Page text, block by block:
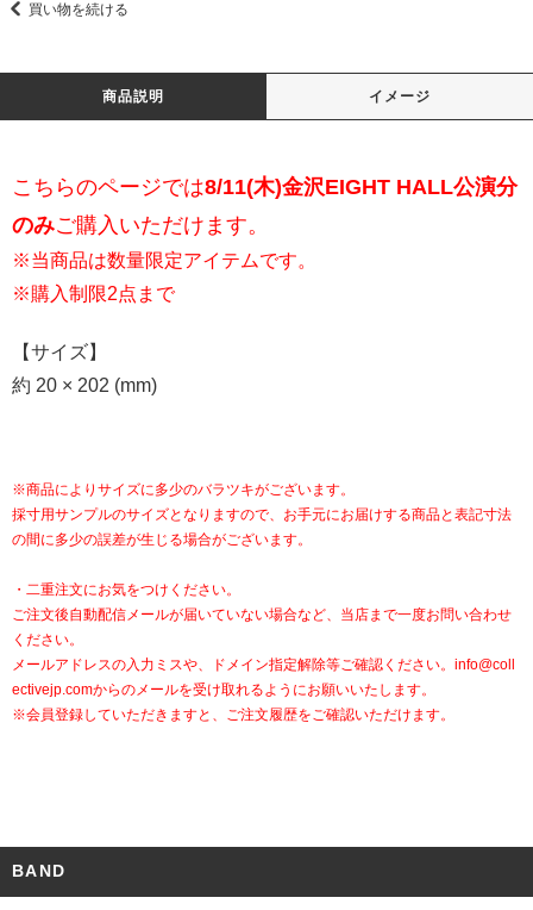
買い物を続ける
商品説明 イメージ
こちらのページでは8/11(木)金沢EIGHT HALL公演分
のみご購入いただけます。
※当商品は数量限定アイテムです。
※購入制限2点まで
【サイズ】
約 20 × 202 (mm)
※商品によりサイズに多少のバラツキがございます。
採寸用サンプルのサイズとなりますので、お手元にお届けする商品と表記寸法
の間に多少の誤差が生じる場合がございます。
・二重注文にお気をつけください。
ご注文後自動配信メールが届いていない場合など、当店まで一度お問い合わせ
ください。
メールアドレスの入力ミスや、ドメイン指定解除等ご確認ください。 info@coll
ectivejp.comからのメールを受け取れるようにお願いいたします。
※会員登録していただきますと、ご注文履歴をご確認いただけます。
BAND